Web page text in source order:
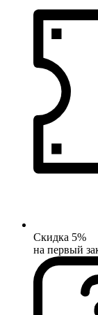
Скидка 5%
на первый